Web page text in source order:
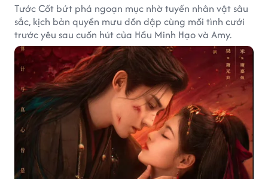
Tước Cốt bứt phá ngoạn mục nhờ tuyến nhân vật sâu
sắc, kịch bản quyền mưu dồn dập cùng mối tình cưới
trước yêu sau cuốn hút của Hầu Minh Hạo và Amy.